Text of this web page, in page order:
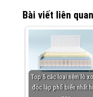
Bài viết liên
Top 5 các loại nệm lò
độc lập phổ biến nhất